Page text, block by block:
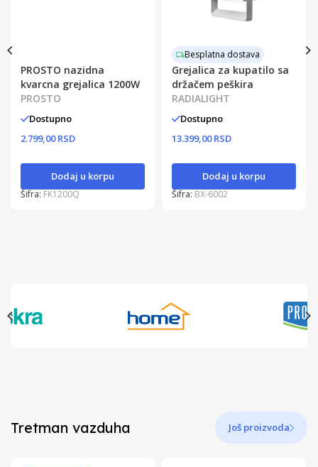
PROSTO nazidna
kvarcna grejalica 1200W
PROSTO
Dostupno
2.799,00 RSD
Dodaj u korpu
Šifra: FK1200Q
Besplatna dostava
Grejalica za kupatilo sa
držačem peškira
RADIALIGHT
Dostupno
13.399,00 RSD
Dodaj u korpu
Šifra: BX-6002
Tretman vazduha Još proizvoda